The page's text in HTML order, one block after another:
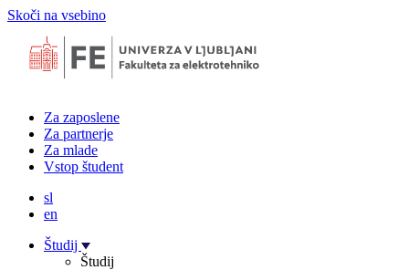
Skoči na vsebino
Za zaposlene
Za partnerje
Za mlade
Vstop študent
sl
en
Študij
Študij